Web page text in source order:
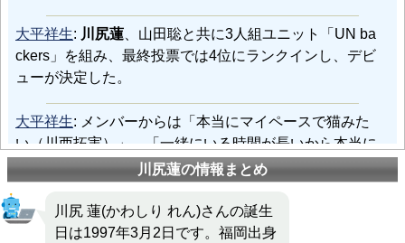
大平祥生: 川尻蓮 、山田聡と共に3人組ユニット「UN ba
ckers」を組み、最終投票では4位にランクインし、デビ
ューが決定した。
大平祥生: メンバーからは「本当にマイペースで猫みた
い（川西拓実）」、「一緒にいる時間が長いから本当に
弟みたいな感じ（白岩瑠姫）」、「何でも話せる仲（佐
藤景瑚）」、「ステージや表舞台に立ったときのオーラ
や雰囲気がすごくある（金城碧海）」、「ふわふわな見
た目だけど実は結構頑張り屋さん（川尻蓮
川尻蓮の情報まとめ
川尻 蓮(かわしり れん)さんの誕生
日は1997年3月2日です。福岡出身